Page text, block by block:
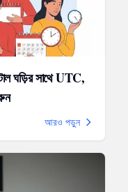
ঘড়ির সাথে UTC,
আরও পড়ুন